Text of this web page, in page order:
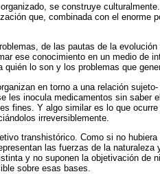
se construye
que, combinada con el enorme
de las pautas de la
ese conocimiento en un medio de
quién lo son y los problemas que
en torno a una relación
inocula medicamentos sin saber
fines. Y algo similar es lo que
irreversiblemente.
transhistórico. Como si no
las fuerzas de la
y no suponen la objetivación de
sobre esas bases.